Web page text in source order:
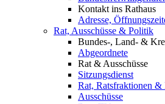
Kontakt ins Rathaus
Adresse,
Rat, Ausschüsse & Politik
Bundes-, Land- &
Abgeordnete
Rat & Ausschüsse
Sitzungsdienst
Rat, Ratsfraktionen &
Ausschüsse